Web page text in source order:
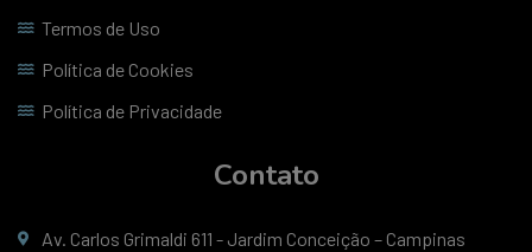
Termos de Uso
Política de Cookies
Política de Privacidade
Contato
Av. Carlos Grimaldi 611 - Jardim Conceição – Campinas